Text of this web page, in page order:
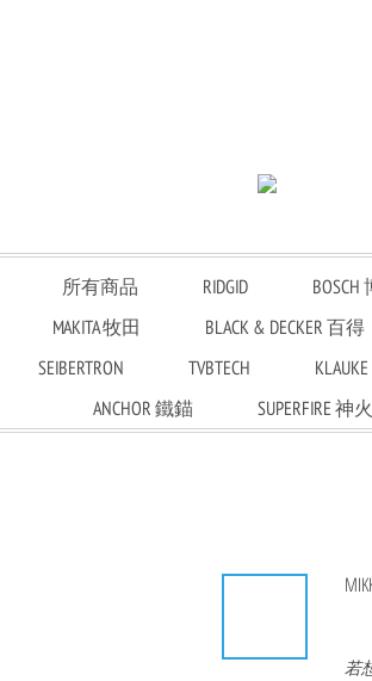
所有商品 RIDGID BOSCH
MAKITA 牧田
BLACK & DECKER 百得
SEIBERTRON
TVBTECH
ANCHOR 鐵錨
SUPERFIRE 神
若